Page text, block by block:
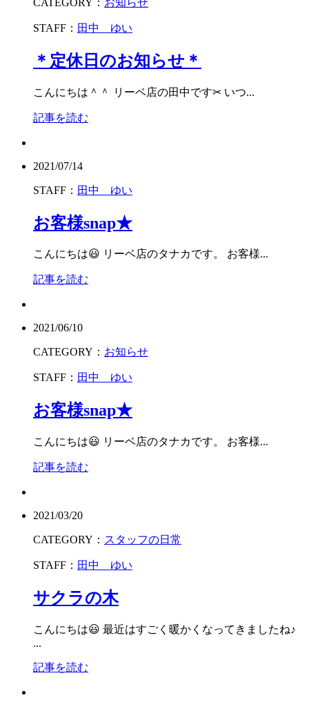
STAFF： 田中 ゆい
＊定休日のお知らせ＊
こんにちは＾＾ リーベ店の田中です✂︎ いつ...
記事を読む
2021/07/14
STAFF： 田中 ゆい
お客様snap★
こんにちは😃 リーベ店のタナカです。 お客様...
記事を読む
2021/06/10
CATEGORY： お知らせ
STAFF： 田中 ゆい
お客様snap★
こんにちは😃 リーベ店のタナカです。 お客様...
記事を読む
2021/03/20
CATEGORY： スタッフの日常
STAFF： 田中 ゆい
サクラの木
こんにちは😃 最近はすごく暖かくなってきましたね♪
...
記事を読む